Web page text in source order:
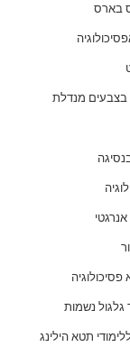
בארס
בצבעים מנדלת
גלגול נשמות
תטא הילינג